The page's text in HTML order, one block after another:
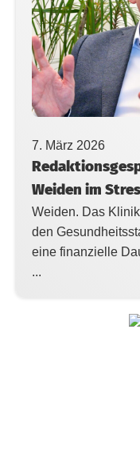
7. März 2026
Weiden im
Weiden. Das
den
eine finanzielle
...